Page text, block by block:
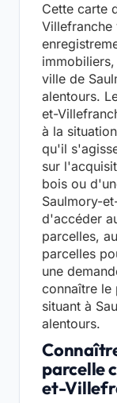
Cette carte
Villefranche
ville de
alentours.
et-
à la
qu'il
sur
bois ou
Saulmory-
d'accéder
parcelles,
parcelles
une
connaître le
situant à
alentours.
parcelle
et-